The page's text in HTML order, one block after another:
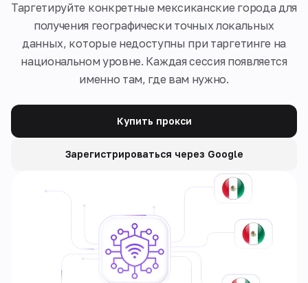
Таргетируйте конкретные мексиканские города для
получения географически точных локальных
данных, которые недоступны при таргетинге на
национальном уровне. Каждая сессия появляется
именно там, где вам нужно.
Купить прокси
Зарегистрироваться через Google